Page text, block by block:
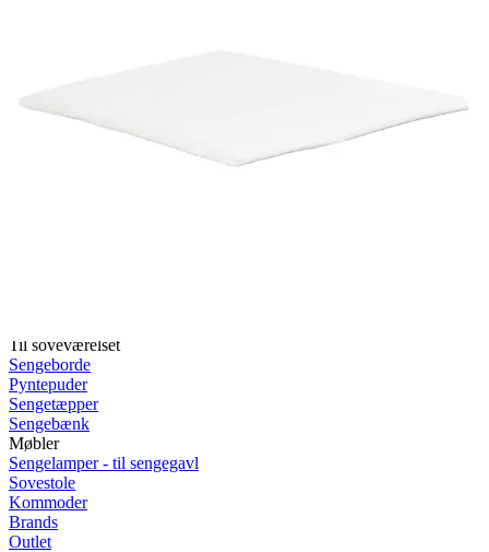
Sovesofaer
Vælg efter størrelse
2-personers sovesofaer
Til soveværelset
Sengeborde
Pyntepuder
Sengetæpper
Sengebænk
Møbler
Sengelamper - til sengegavl
Sovestole
Kommoder
Brands
Outlet